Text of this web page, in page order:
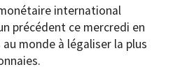
international
précédent ce mercredi en
monde à légaliser la plus